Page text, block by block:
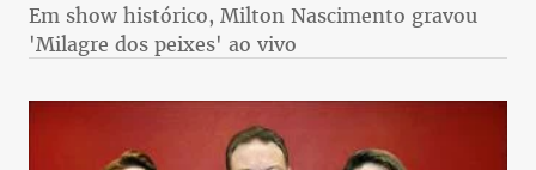
Em show histórico, Milton Nascimento gravou
'Milagre dos peixes' ao vivo